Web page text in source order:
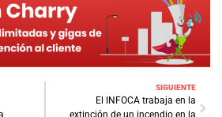
SIGUIENTE
El INFOCA trabaja en la
extinción de un incendio en la